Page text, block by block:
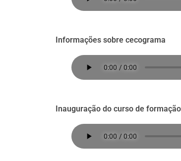
Informações sobre cecograma
Inauguração do curso de